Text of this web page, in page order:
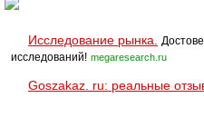
Исследование рынка.
исследований! megaresearch.ru
Goszakaz. ru: реальные